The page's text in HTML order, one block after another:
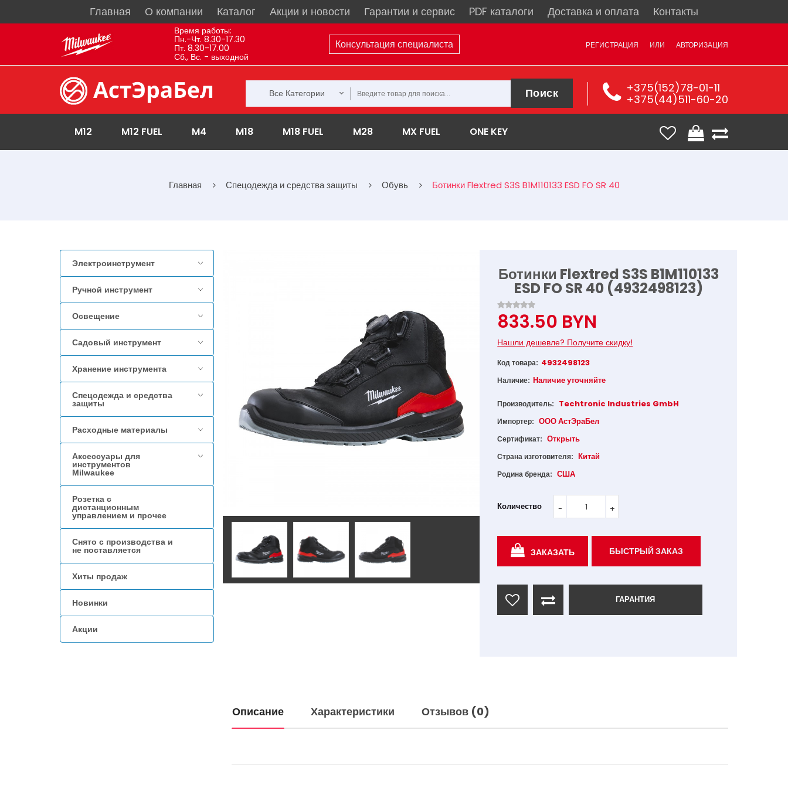
Главная О компании Каталог Акции и новости Гарантии и сервис PDF каталоги Доставка и оплата Контакты
Время работы:
Пн.-Чт. 8.30-17.30
Пт. 8.30-17.00
Сб., Вс. - выходной
Консультация специалиста РЕГИСТРАЦИЯ ИЛИ АВТОРИЗАЦИЯ
+375(152)78-01-11
+375(44)511-60-20
Все Категории Поиск
M12 M12 FUEL M4 M18 M18 FUEL M28 MX FUEL ONE KEY
Главная Спецодежда и средства защиты Обувь Ботинки Flextred S3S B1M110133 ESD FO SR 40
Электроинструмент
Ручной инструмент
Освещение
Садовый инструмент
Хранение инструмента
Спецодежда и средства
защиты
Расходные материалы
Аксессуары для
инструментов
Milwaukee
Розетка с
дистанционным
управлением и прочее
Снято с производства и
не поставляется
Хиты продаж
Новинки
Акции
Ботинки Flextred S3S B1M110133
ESD FO SR 40 (4932498123)
833.50 BYN
Нашли дешевле? Получите скидку!
Код товара: 4932498123
Наличие: Наличие уточняйте
Производитель: Techtronic Industries GmbH
Импортер: ООО АстЭраБел
Сертификат: Открыть
Страна изготовителя: Китай
Родина бренда: США
Количество
ЗАКАЗАТЬ БЫСТРЫЙ ЗАКАЗ
ГАРАНТИЯ
Описание Характеристики Отзывов (0)